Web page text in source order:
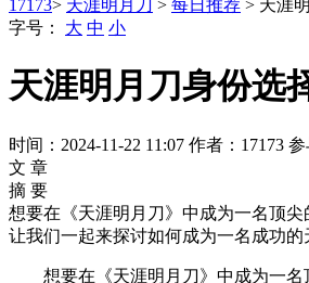
17173> 天涯明月刀 > 每日推荐 > 天涯
字号： 大 中 小
天涯明月刀身份选
时间：2024-11-22 11:07 作者：17173 参
文 章
摘 要
想要在《天涯明月刀》中成为一名顶
让我们一起来探讨如何成为一名成功
想要在《天涯明月刀》中成为一